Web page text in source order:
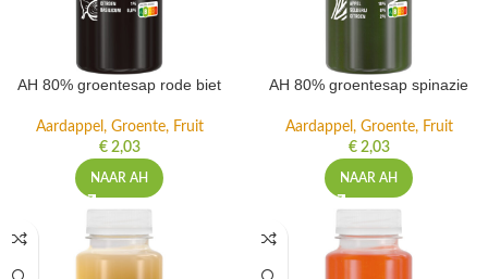
AH 80% groentesap rode biet
Aardappel, Groente, Fruit
€2,03
NAAR AH
AH 80% groentesap spinazie
Aardappel, Groente, Fruit
€2,03
NAAR AH